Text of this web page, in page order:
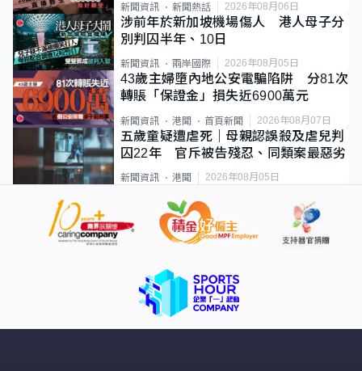
新聞資訊 新聞熱話 2026年08月06日
涉前年於新加坡機場傷人 港人母子分
別判囚半年、10日
新聞資訊 兩岸國際 2026年08月05日
43歲主婦墮內地公安電騙陷阱 分81次
轉賬「保證金」損失近6900萬元
新聞資訊 港聞 首頁新聞 2026年08月07日
五歲童疑遭虐死｜母親認誤殺及虐兒判
囚22年 官斥被告殘忍、同類案最惡劣
新聞資訊 港聞 2026年08月05日